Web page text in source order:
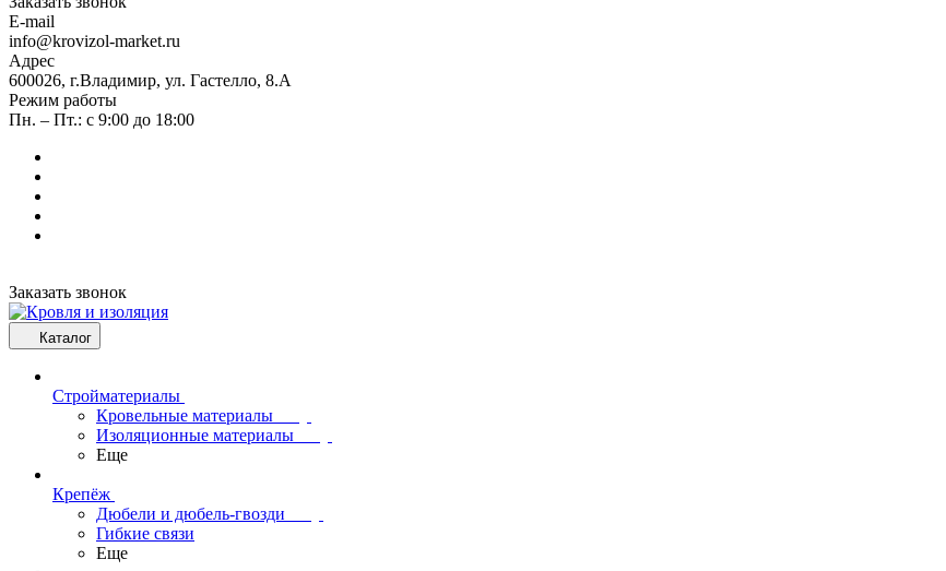
E-mail
info@krovizol-market.ru
Адрес
600026, г.Владимир, ул. Гастелло, 8.А
Режим работы
Пн. – Пт.: с 9:00 до 18:00
Заказать звонок
Каталог
Стройматериалы
Кровельные материалы
Изоляционные материалы
Еще
Крепёж
Дюбели и дюбель-гвозди
Гибкие связи
Еще